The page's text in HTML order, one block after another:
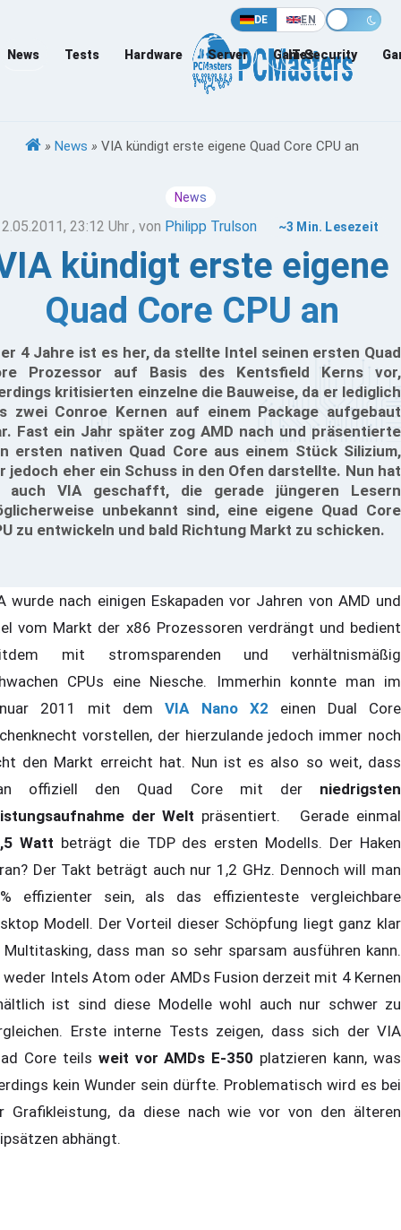
DE EN
News Tests Hardware Server Games
IT-Security
» News » VIA kündigt erste eigene Quad Core CPU an
News
23:12 Uhr , von Philipp Trulson ~3 Min. Lesezeit
kündigt erste eigene
Quad Core CPU an
4 Jahre ist es her, da stellte Intel seinen ersten Quad
Prozessor auf Basis des Kentsfield Kerns vor,
kritisierten einzelne die Bauweise, da er lediglich
zwei Conroe Kernen auf einem Package aufgebaut
Fast ein Jahr später zog AMD nach und präsentierte
ersten nativen Quad Core aus einem Stück Silizium,
jedoch eher ein Schuss in den Ofen darstellte. Nun hat
auch VIA geschafft, die gerade jüngeren Lesern
unbekannt sind, eine eigene Quad Core
zu entwickeln und bald Richtung Markt zu schicken.
wurde nach einigen Eskapaden vor Jahren von AMD und
vom Markt der x86 Prozessoren verdrängt und bedient
mit stromsparenden und verhältnismäßig
CPUs eine Niesche. Immerhin konnte man im
2011 mit demVIA Nano X2 einen Dual Core
vorstellen, der hierzulande jedoch immer noch
den Markt erreicht hat. Nun ist es also so weit, dass
offiziell den Quad Core mit der niedrigsten
der Welt präsentiert. Gerade einmal
Watt beträgt die TDP des ersten Modells. Der Haken
Der Takt beträgt auch nur 1,2 GHz. Dennoch will man
effizienter sein, als das effizienteste vergleichbare
Modell. Der Vorteil dieser Schöpfung liegt ganz klar
dass man so sehr sparsam ausführen kann.
weder Intels Atom oder AMDs Fusion derzeit mit 4 Kernen
ist sind diese Modelle wohl auch nur schwer zu
Erste interne Tests zeigen, dass sich der VIA
Core teils weit vor AMDs E-350 platzieren kann, was
kein Wunder sein dürfte. Problematisch wird es bei
Grafikleistung, da diese nach wie vor von den älteren
abhängt.